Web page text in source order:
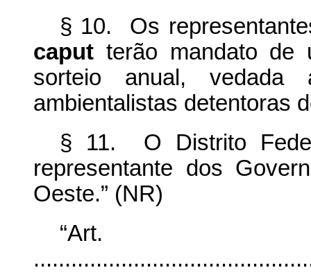
§ 10. Os
caput terão mandato de
sorteio anual, vedada
ambientalistas detentoras
§ 11. O Distrito
representante dos
Oeste.” (NR)